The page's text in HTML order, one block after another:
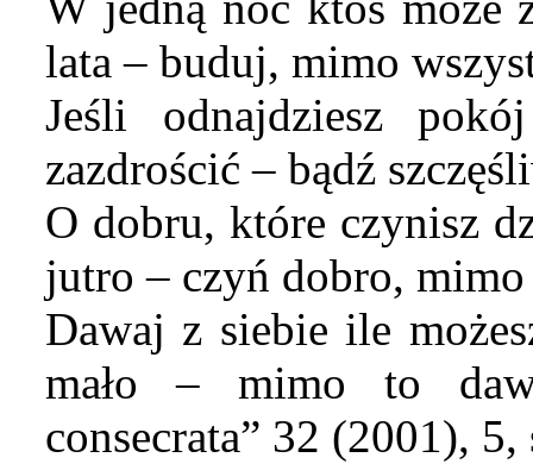
lata – buduj, mimo
Jeśli odnajdziesz
zazdrościć – bądź
O dobru, które czynisz
jutro – czyń dobro,
Dawaj z siebie ile
mało – mimo to
consecrata” 32 (2001), 5,